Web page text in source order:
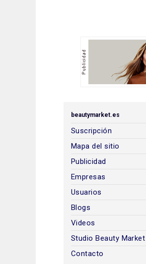
beautymarket.es
Suscripción
Mapa del sitio
Publicidad
Empresas
Usuarios
Blogs
Videos
Studio Beauty Market
Contacto